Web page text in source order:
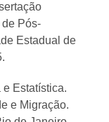
Pós-
Estadual de
e Estatística.
e Migração.